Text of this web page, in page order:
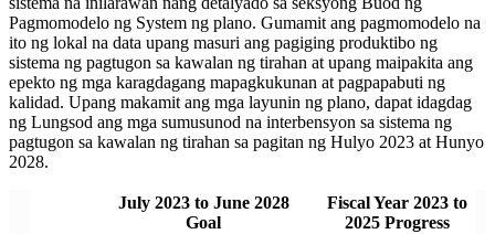
Pagmomodelo ng System ng plano. Gumamit ang pagmomodelo na
ito ng lokal na data upang masuri ang pagiging produktibo ng
sistema ng pagtugon sa kawalan ng tirahan at upang maipakita ang
epekto ng mga karagdagang mapagkukunan at pagpapabuti ng
kalidad. Upang makamit ang mga layunin ng plano, dapat idagdag
ng Lungsod ang mga sumusunod na interbensyon sa sistema ng
pagtugon sa kawalan ng tirahan sa pagitan ng Hulyo 2023 at Hunyo
2028.
July 2023 to June 2028
Goal
Fiscal Year 2023 to
2025 Progress